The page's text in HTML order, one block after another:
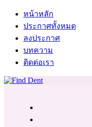
หน้าหลัก
ประกาศทั้งหมด
ลงประกาศ
บทความ
ติดต่อเรา